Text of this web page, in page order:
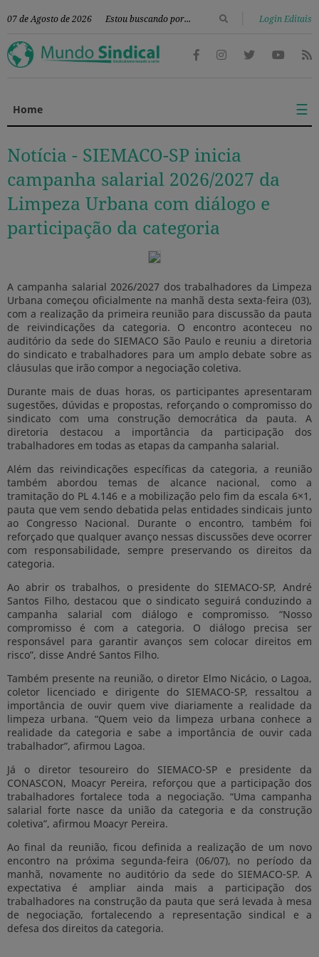
07 de Agosto de 2026 Login Editais
Home ☰
Notícia - SIEMACO-SP inicia
campanha salarial 2026/2027 da
Limpeza Urbana com diálogo e
participação da categoria
A campanha salarial 2026/2027 dos trabalhadores da Limpeza
Urbana começou oficialmente na manhã desta sexta-feira (03),
com a realização da primeira reunião para discussão da pauta
de reivindicações da categoria. O encontro aconteceu no
auditório da sede do SIEMACO São Paulo e reuniu a diretoria
do sindicato e trabalhadores para um amplo debate sobre as
cláusulas que irão compor a negociação coletiva.
Durante mais de duas horas, os participantes apresentaram
sugestões, dúvidas e propostas, reforçando o compromisso do
sindicato com uma construção democrática da pauta. A
diretoria destacou a importância da participação dos
trabalhadores em todas as etapas da campanha salarial.
Além das reivindicações específicas da categoria, a reunião
também abordou temas de alcance nacional, como a
tramitação do PL 4.146 e a mobilização pelo fim da escala 6×1,
pauta que vem sendo debatida pelas entidades sindicais junto
ao Congresso Nacional. Durante o encontro, também foi
reforçado que qualquer avanço nessas discussões deve ocorrer
com responsabilidade, sempre preservando os direitos da
categoria.
Ao abrir os trabalhos, o presidente do SIEMACO-SP, André
Santos Filho, destacou que o sindicato seguirá conduzindo a
campanha salarial com diálogo e compromisso. “Nosso
compromisso é com a categoria. O diálogo precisa ser
responsável para garantir avanços sem colocar direitos em
risco”, disse André Santos Filho.
Também presente na reunião, o diretor Elmo Nicácio, o Lagoa,
coletor licenciado e dirigente do SIEMACO-SP, ressaltou a
importância de ouvir quem vive diariamente a realidade da
limpeza urbana. “Quem veio da limpeza urbana conhece a
realidade da categoria e sabe a importância de ouvir cada
trabalhador”, afirmou Lagoa.
Já o diretor tesoureiro do SIEMACO-SP e presidente da
CONASCON, Moacyr Pereira, reforçou que a participação dos
trabalhadores fortalece toda a negociação. “Uma campanha
salarial forte nasce da união da categoria e da construção
coletiva”, afirmou Moacyr Pereira.
Ao final da reunião, ficou definida a realização de um novo
encontro na próxima segunda-feira (06/07), no período da
manhã, novamente no auditório da sede do SIEMACO-SP. A
expectativa é ampliar ainda mais a participação dos
trabalhadores na construção da pauta que será levada à mesa
de negociação, fortalecendo a representação sindical e a
defesa dos direitos da categoria.